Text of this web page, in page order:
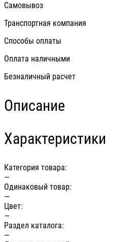
Самовывоз
Транспортная компания
Способы оплаты
Оплата наличными
Безналичный расчет
Описание
Характеристики
Категория товара:
—
Одинаковый товар:
—
Цвет:
—
Раздел каталога:
—